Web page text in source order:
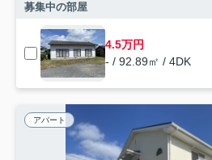
募集中の部屋
4.5万円
- / 92.89㎡ / 4DK
アパート